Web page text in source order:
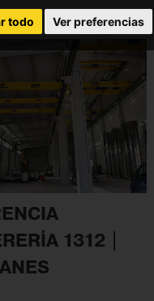
todo Ver preferencias
1312 |